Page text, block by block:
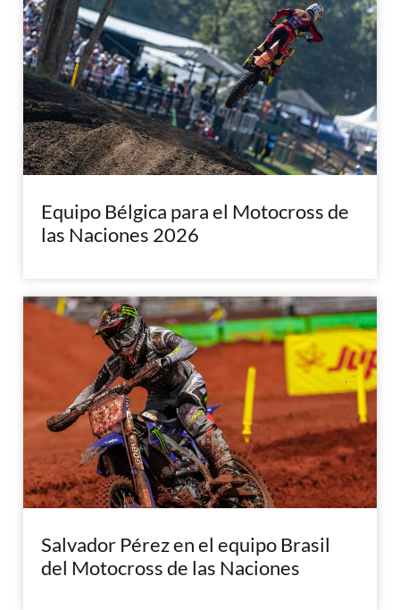
Equipo Bélgica para el Motocross de
las Naciones 2026
Salvador Pérez en el equipo Brasil
del Motocross de las Naciones